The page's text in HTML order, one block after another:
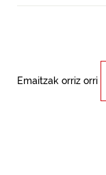
Emaitzak orriz orri